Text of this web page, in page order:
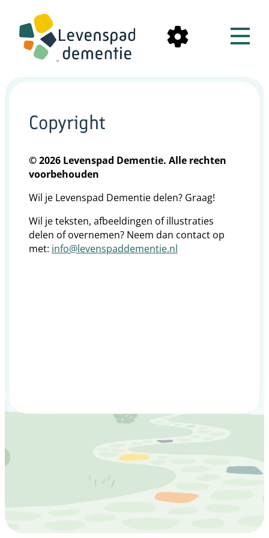
Copyright
© 2026 Levenspad Dementie. Alle rechten
voorbehouden
Wil je Levenspad Dementie delen? Graag!
Wil je teksten, afbeeldingen of illustraties
delen of overnemen? Neem dan contact op
met: info@levenspaddementie.nl